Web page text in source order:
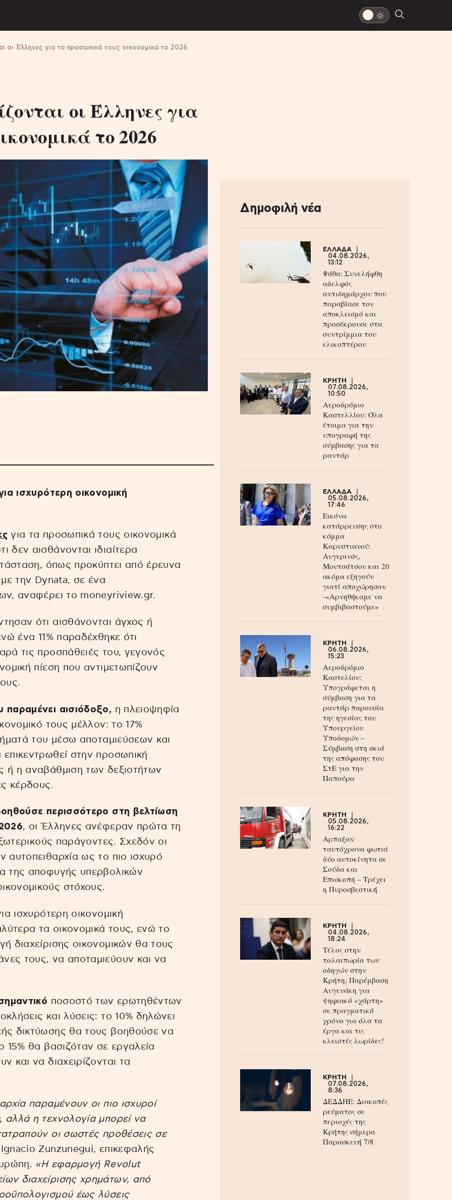
οι Έλληνες για τα προσωπικά τους οικονομικά το 2026
οι Έλληνες για
το 2026
ισχυρότερη οικονομική
για τα προσωπικά τους οικονομικά
αισθάνονται ιδιαίτερα
όπως προκύπτει από έρευνα
την Dynata, σε ένα
αναφέρει το moneyriview.gr.
ότι αισθάνονται άγχος ή
ένα 11% παραδέχθηκε ότι
τις προσπάθειές του, γεγονός
πίεση που αντιμετωπίζουν
παραμένει αισιόδοξο, η πλειοψηφία
τους μέλλον: το 17%
του μέσω αποταμιεύσεων και
στην προσωπική
ή η αναβάθμιση των δεξιοτήτων
κέρδους.
περισσότερο στη βελτίωση
, οι Έλληνες ανέφεραν πρώτα τη
παράγοντες. Σχεδόν οι
αυτοπειθαρχία ως το πιο ισχυρό
της αποφυγής υπερβολικών
στόχους.
ισχυρότερη οικονομική
τα οικονομικά τους, ενώ το
διαχείρισης οικονομικών θα τους
τους, να αποταμιεύουν και να
ποσοστό των ερωτηθέντων
και λύσεις: το 10% δηλώνει
δικτύωσης θα τους βοηθούσε να
15% θα βασιζόταν σε εργαλεία
και να διαχειρίζονται τα
παραμένουν οι πιο ισχυροί
αλλά η τεχνολογία μπορεί να
οι σωστές προθέσεις σε
Zunzunegui, επικεφαλής
«Η εφαρμογή Revolut
διαχείρισης χρημάτων, από
έως λύσεις
Δημοφιλή νέα
ΕΛΛΑΔΑ
04.08.2026,
13:12
Ψάθα: Συνελήφθη
αδελφός
αντιδημάρχου που
παραβίασε τον
αποκλεισμό και
προσέκρουσε στα
συντρίμμια του
ελικοπτέρου
ΚΡΗΤΗ
07.08.2026,
10:50
Αεροδρόμιο
Καστελλίου: Όλα
έτοιμα για την
υπογραφή της
σύμβασης για τα
ραντάρ
ΕΛΛΑΔΑ
05.08.2026,
17:46
Εικόνα
κατάρρευσης στο
κόμμα
Καρυστιανού:
Αυγερινός,
Μουτσάτσου και 20
ακόμα εξηγούν
γιατί αποχώρησαν
-«Αρνηθήκαμε να
συμβιβαστούμε»
ΚΡΗΤΗ
06.08.2026,
15:23
Αεροδρόμιο
Καστελίου:
Υπογράφεται η
σύμβαση για τα
ραντάρ παρουσία
της ηγεσίας του
Υπουργείου
Υποδομών –
Σύμβαση στη σκιά
της απόφασης του
ΣτΕ για την
Παπούρα
ΚΡΗΤΗ
05.08.2026,
16:22
Αρπαξαν
ταυτόχρονα φωτιά
δύο αυτοκίνητα σε
Σούδα και
Επισκοπή – Τρέχει
η Πυροσβεστική
ΚΡΗΤΗ
04.08.2026,
18:24
Τέλος στην
ταλαιπωρία των
οδηγών στην
Κρήτη; Παρέμβαση
Αυγενάκη για
ψηφιακό «χάρτη»
σε πραγματικό
χρόνο για όλα τα
έργα και τις
κλειστές λωρίδες!
ΚΡΗΤΗ
07.08.2026,
8:36
ΔΕΔΔΗΕ: Διακοπές
ρεύματος σε
περιοχές της
Κρήτης σήμερα
Παρασκευή 7/8